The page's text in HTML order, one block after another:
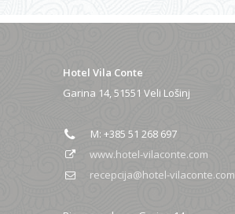
Hotel Vila Conte
Garina 14, 51551 Veli Lošinj
M: +385 51 268 697
www.hotel-vilaconte.com
recepcija@hotel-vilaconte.com